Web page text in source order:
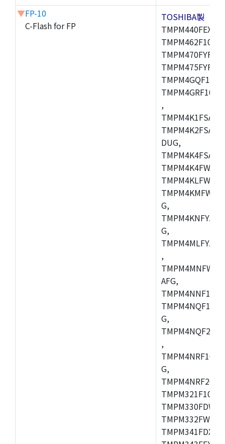
▼FP-10
C-Flash for FP
TOSHIBA製
,
DUG,
G,
G,
,
AFG,
G,
,
G,